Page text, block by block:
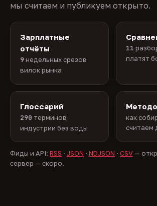
мы считаем и публикуем открыто.
Зарплатные
отчёты
9недельных срезов
вилок рынка
11
платят
Глоссарий
290 терминов
индустрии без воды
как
считаем
Фиды и API: RSS · JSON · NDJSON · CSV —
сервер — скоро.